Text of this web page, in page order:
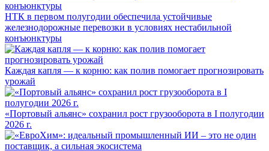
НТК в первом полугодии обеспечила устойчивые
железнодорожные перевозки в условиях нестабильной
конъюнктуры
Каждая капля — к корню: как полив помогает прогнозировать
урожай
«Портовый альянс» сохранил рост грузооборота в I полугодии
2026 г.